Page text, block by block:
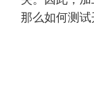
那么如何测